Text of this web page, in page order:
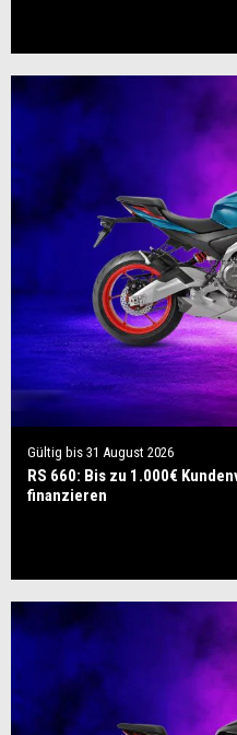
Gültig bis 31 August 2026
RS 660: Bis zu 1.000€
finanzieren